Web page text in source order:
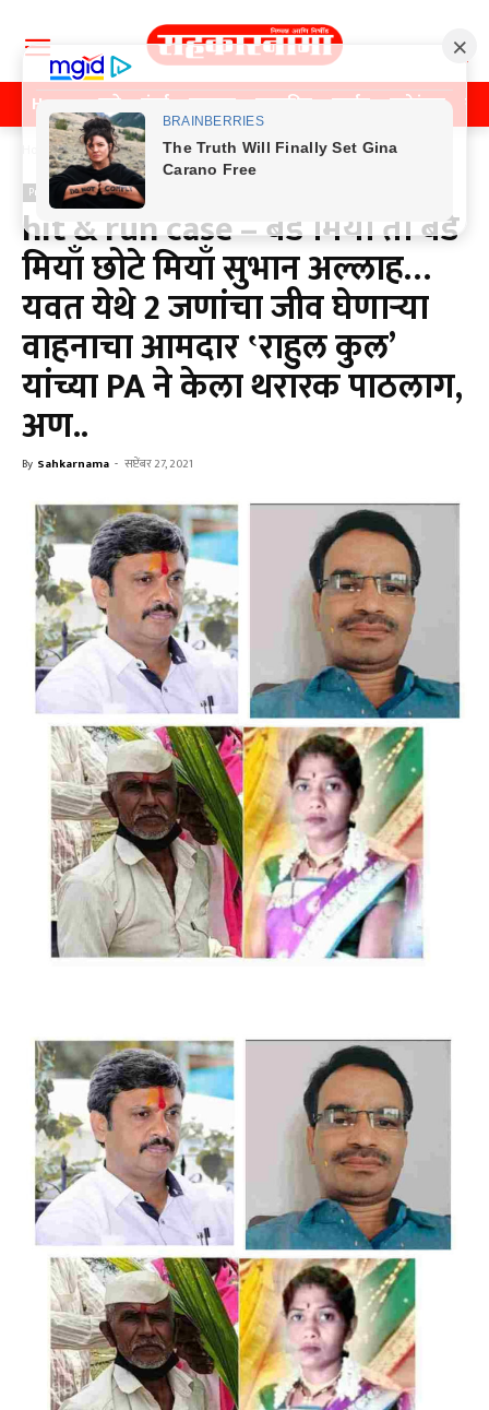
Home पुणे मुंबई महाराष्ट्र राजकीय क्राईम मनोरंजन
Home Previos News
Previos News
hit & run case – बडे मियाँ तो बडे
मियाँ छोटे मियाँ सुभान अल्लाह…
यवत येथे 2 जणांचा जीव घेणाऱ्या
वाहनाचा आमदार ‛राहुल कुल’
यांच्या PA ने केला थरारक पाठलाग,
अण..
By Sahkarnama - सप्टेंबर 27, 2021